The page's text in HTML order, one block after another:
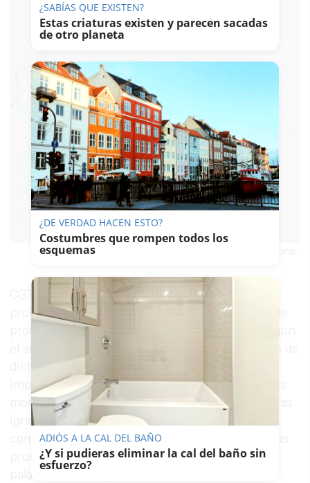
CGT lleva denunciando desde hace años este
problema que, un año más vuelve a ser objeto de
protesta ya que la situación se ha agravado. Según
el sindicato, "el deterioro de las infraestructuras de
importante, que nos preguntamos cuáles son los
motivos por los que las administraciones públicas
ignoran
los peligros
a los que exponen a la
comunidad escolar, los hechos son evidentes, las
promesas dadas a las comunidades educativas
palabras huecas y las víctimas de la situación
¿SABÍAS QUE EXISTEN?
Estas criaturas existen y parecen sacadas
de otro planeta
¿DE VERDAD HACEN ESTO?
Costumbres que rompen todos los
esquemas
ADIÓS A LA CAL DEL BAÑO
¿Y si pudieras eliminar la cal del baño sin
esfuerzo?